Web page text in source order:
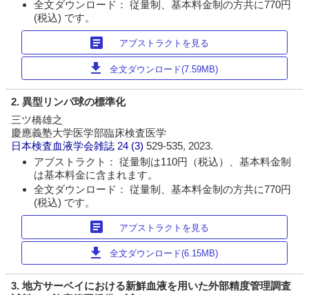
全文ダウンロード： 従量制、基本料金制の方共に770円
(税込) です。
article アブストラクトを見る
download 全文ダウンロード(7.59MB)
2. 異型リンパ球の標準化
三ツ橋雄之
慶應義塾大学医学部臨床検査医学
日本検査血液学会雑誌 24 (3)529-535, 2023.
アブストラクト： 従量制は110円（税込）、基本料金制
は基本料金に含まれます。
全文ダウンロード： 従量制、基本料金制の方共に770円
(税込) です。
article アブストラクトを見る
download 全文ダウンロード(6.15MB)
3. 地方サーベイにおける新鮮血液を用いた外部精度管理調査